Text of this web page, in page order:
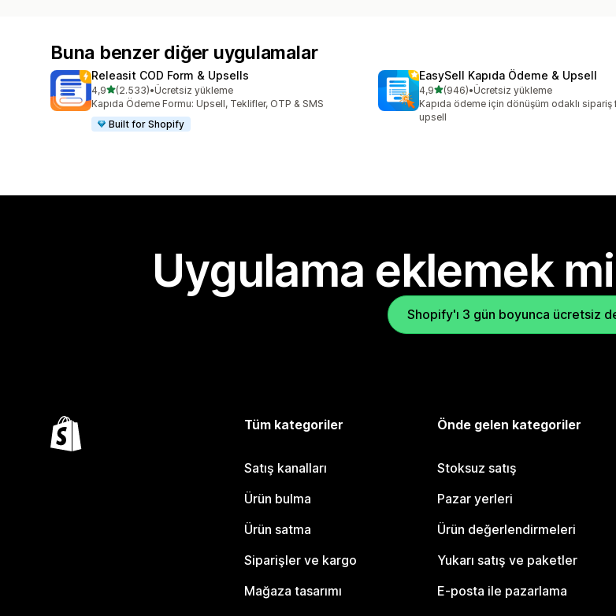
Buna benzer diğer uygulamalar
Releasit COD Form & Upsells
4,95 yıldız üzerinden
(2.533)
toplam 2533 değerlendirme
•Ücretsiz yükleme
Kapıda Ödeme Formu: Upsell, Teklifler, OTP & SMS
Built for Shopify
EasySell Kapıda Ödeme & Upsell
4,95 yıldız üzerinden
(946)
toplam 946 değerlendirme
•Ücretsiz yükleme
Kapıda ödeme için dönüşüm odaklı sipariş
upsell
Uygulama eklemek
Shopify'ı 3 gün boyunca ücretsiz
Tüm kategoriler
Satış kanalları
Ürün bulma
Ürün satma
Siparişler ve kargo
Mağaza tasarımı
Önde gelen kategoriler
Stoksuz satış
Pazar yerleri
Ürün değerlendirmeleri
Yukarı satış ve paketler
E-posta ile pazarlama